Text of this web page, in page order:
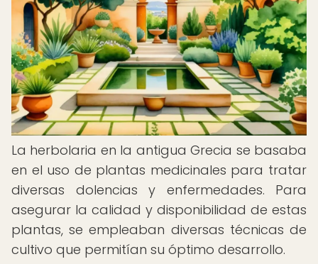
La herbolaria en la antigua Grecia se basaba
en el uso de plantas medicinales para tratar
diversas dolencias y enfermedades. Para
asegurar la calidad y disponibilidad de estas
plantas, se empleaban diversas técnicas de
cultivo que permitían su óptimo desarrollo.